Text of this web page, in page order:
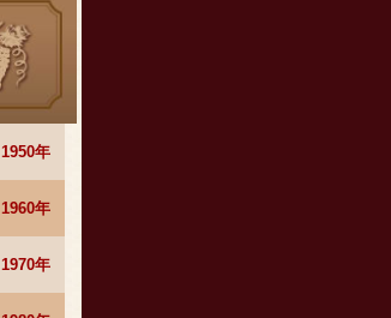
1950年
1960年
1970年